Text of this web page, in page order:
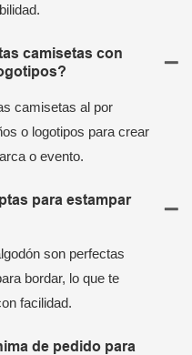
camisetas con
camisetas al por
o logotipos para crear
o evento.
para estampar
son perfectas
bordar, lo que te
facilidad.
de pedido para